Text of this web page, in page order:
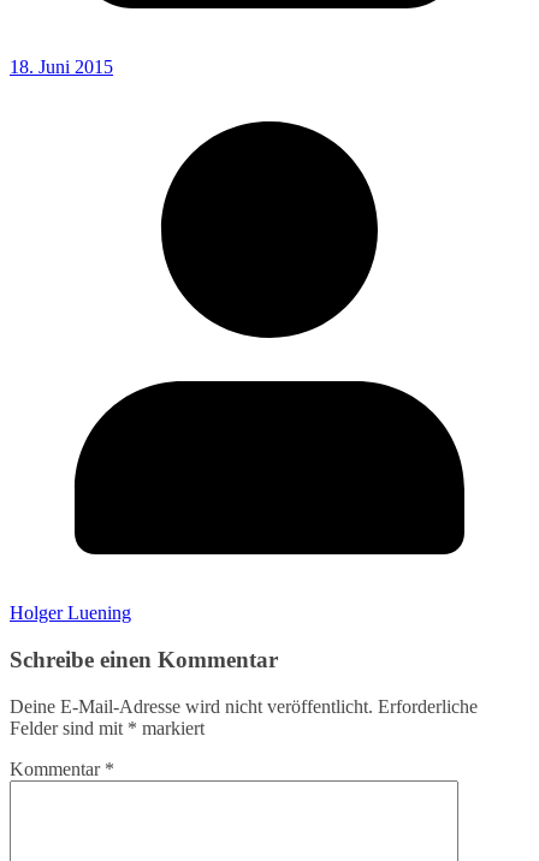
18. Juni 2015
Holger Luening
Schreibe einen Kommentar
Deine E-Mail-Adresse wird nicht veröffentlicht. Erforderliche
Felder sind mit * markiert
Kommentar *